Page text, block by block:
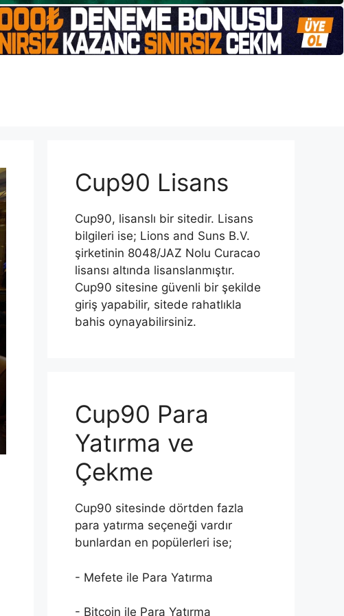
Cup90 Lisans
Cup90, lisanslı bir sitedir. Lisans
bilgileri ise; Lions and Suns B.V.
şirketinin 8048/JAZ Nolu Curacao
lisansı altında lisanslanmıştır.
Cup90 sitesine güvenli bir şekilde
giriş yapabilir, sitede rahatlıkla
bahis oynayabilirsiniz.
Cup90 Para
Yatırma ve
Çekme
Cup90 sitesinde dörtden fazla
para yatırma seçeneği vardır
bunlardan en popülerleri ise;
- Mefete ile Para Yatırma
- Bitcoin ile Para Yatırma